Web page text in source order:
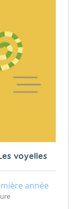
voyelles
année